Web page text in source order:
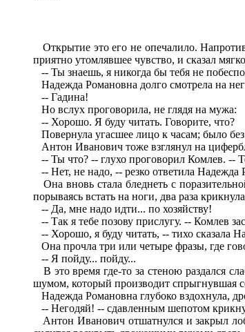
Открытие это его не опечалило.
приятно утомлявшее чувство, и сказал
-- Ты знаешь, я никогда бы тебя не
Надежда Романовна долго смотрела на
-- Гадина!
Но вслух проговорила, не глядя на мужа:
-- Хорошо. Я буду читать. Говорите, что?
Повернула угасшее лицо к часам; было без
Антон Иванович тоже взглянул на
-- Ты что? -- глухо проговорил Комлев. --
-- Нет, не надо, -- резко ответила Надежда
Она вновь стала бледнеть с
порываясь встать на ноги, два раза
-- Да, мне надо идти... по хозяйству!
-- Так я тебе позову прислугу. -- Комлев
-- Хорошо, я буду читать, -- тихо сказала
Она прочла три или четыре фразы, где
-- Я пойду... пойду...
В это время где-то за стеною раздался
шумом, который производит спрыгнувшая
Надежда Романовна глубоко вздохнула,
-- Негодяй! -- сдавленным шепотом
Антон Иванович отшатнулся и закрыл